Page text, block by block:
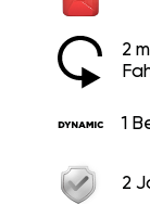
2
1
2